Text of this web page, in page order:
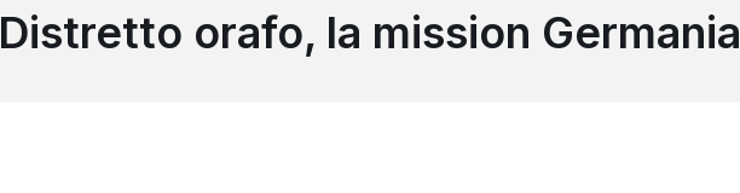
Distretto orafo, la mission Germania